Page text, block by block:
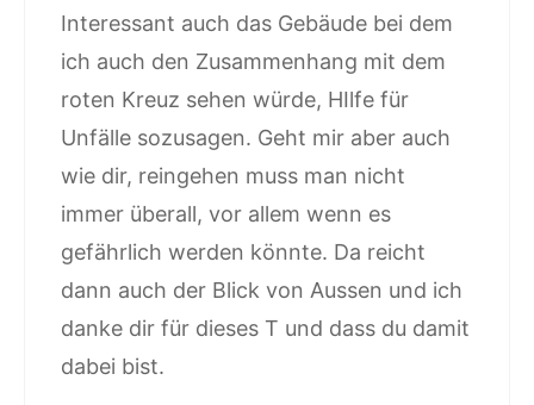
Interessant auch das Gebäude bei dem
ich auch den Zusammenhang mit dem
roten Kreuz sehen würde, HIlfe für
Unfälle sozusagen. Geht mir aber auch
wie dir, reingehen muss man nicht
immer überall, vor allem wenn es
gefährlich werden könnte. Da reicht
dann auch der Blick von Aussen und ich
danke dir für dieses T und dass du damit
dabei bist.